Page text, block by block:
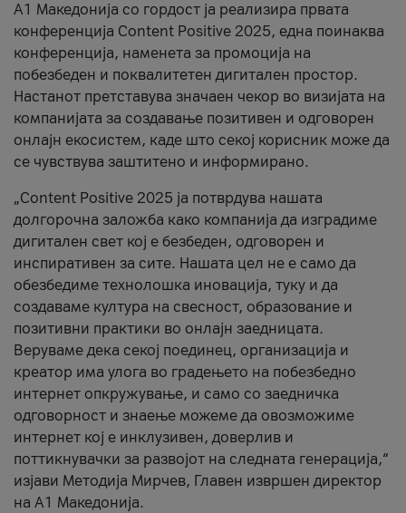
А1 Македонија со гордост ја реализира првата
конференција Content Positive 2025, една поинаква
конференција, наменета за промоција на
побезбеден и поквалитетен дигитален простор.
Настанот претставува значаен чекор во визијата на
компанијата за создавање позитивен и одговорен
онлајн екосистем, каде што секој корисник може да
се чувствува заштитено и информирано.
„Content Positive 2025 ја потврдува нашата
долгорочна заложба како компанија да изградиме
дигитален свет кој е безбеден, одговорен и
инспиративен за сите. Нашата цел не е само да
обезбедиме технолошка иновација, туку и да
создаваме култура на свесност, образование и
позитивни практики во онлајн заедницата.
Веруваме дека секој поединец, организација и
креатор има улога во градењето на побезбедно
интернет опкружување, и само со заедничка
одговорност и знаење можеме да овозможиме
интернет кој е инклузивен, доверлив и
поттикнувачки за развојот на следната генерација,“
изјави Методија Мирчев, Главен извршен директор
на А1 Македонија.